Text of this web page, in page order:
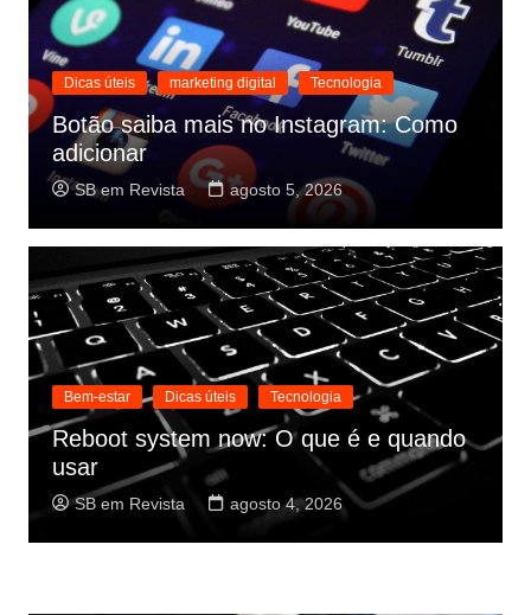
Dicas úteis marketing digital Tecnologia
Botão saiba mais no Instagram: Como
adicionar
SB em Revista agosto 5, 2026
Bem-estar Dicas úteis Tecnologia
Reboot system now: O que é e quando
usar
SB em Revista agosto 4, 2026